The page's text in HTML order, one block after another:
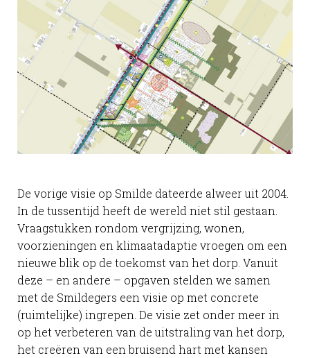
De vorige visie op Smilde dateerde alweer uit 2004.
In de tussentijd heeft de wereld niet stil gestaan.
Vraagstukken rondom vergrijzing, wonen,
voorzieningen en klimaatadaptie vroegen om een
nieuwe blik op de toekomst van het dorp. Vanuit
deze – en andere – opgaven stelden we samen
met de Smildegers een visie op met concrete
(ruimtelijke) ingrepen. De visie zet onder meer in
op het verbeteren van de uitstraling van het dorp,
het creëren van een bruisend hart met kansen